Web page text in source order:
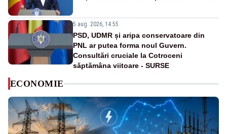
5 aug. 2026, 14:55
PSD, UDMR și aripa conservatoare din
PNL ar putea forma noul Guvern.
Consultări cruciale la Cotroceni
săptămâna viitoare - SURSE
ECONOMIE